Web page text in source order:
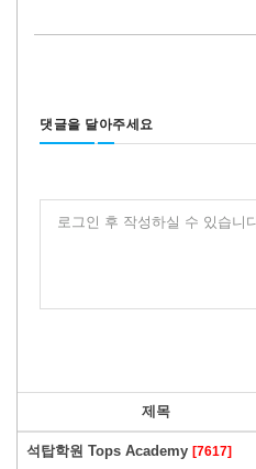
댓글을 달아주세요
로그인 후 작성하실 수 있습니
제목
석탑학원 Tops Academy [7617]